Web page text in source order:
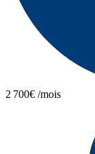
2 700€ /mois